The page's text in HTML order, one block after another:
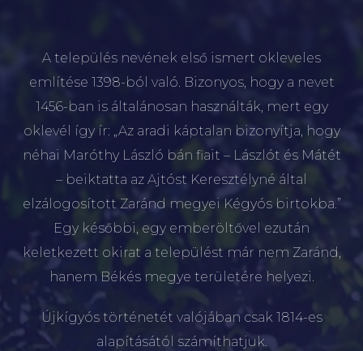
A település nevének első ismert okleveles
említése 1398-ból való. Bizonyos, hogy a nevet
1456-ban is általánosan használták, mert egy
oklevél így ír: „Az aradi káptalan bizonyítja, hogy
néhai Maróthy László bán fiait – Lászlót és Mátét
– beiktatta az Ajtóst Keresztélyné által
elzálogosított Zaránd megyei Kégyós birtokba.”
Egy későbbi, egy emberöltővel ezután
keletkezett okirat a települést már nem Zaránd,
hanem Békés megye területére helyezi.
Újkígyós történetét valójában csak 1814-es
alapításától számíthatjuk.